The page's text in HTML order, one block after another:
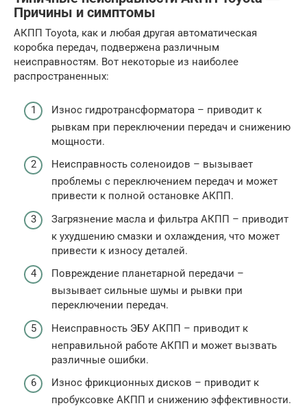
Причины и симптомы
АКПП Toyota, как и любая другая автоматическая
коробка передач, подвержена различным
неисправностям. Вот некоторые из наиболее
распространенных:
Износ гидротрансформатора – приводит к
рывкам при переключении передач и снижению
мощности.
Неисправность соленоидов – вызывает
проблемы с переключением передач и может
привести к полной остановке АКПП.
Загрязнение масла и фильтра АКПП – приводит
к ухудшению смазки и охлаждения, что может
привести к износу деталей.
Повреждение планетарной передачи –
вызывает сильные шумы и рывки при
переключении передач.
Неисправность ЭБУ АКПП – приводит к
неправильной работе АКПП и может вызвать
различные ошибки.
Износ фрикционных дисков – приводит к
пробуксовке АКПП и снижению эффективности.